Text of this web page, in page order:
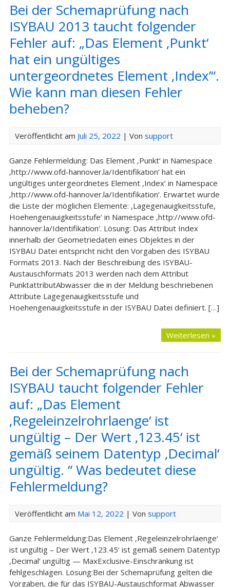
Bei der Schemaprüfung nach
ISYBAU 2013 taucht folgender
Fehler auf: „Das Element ‚Punkt‘
hat ein ungültiges
untergeordnetes Element ‚Index’“.
Wie kann man diesen Fehler
beheben?
Veröffentlicht am Juli 25, 2022 | Von support
Ganze Fehlermeldung: Das Element ‚Punkt‘ in Namespace
‚http://www.ofd-hannover.la/Identifikation‘ hat ein
ungültiges untergeordnetes Element ‚Index‘ in Namespace
‚http://www.ofd-hannover.la/Identifikation‘. Erwartet wurde
die Liste der möglichen Elemente: ‚Lagegenauigkeitsstufe,
Hoehengenauigkeitsstufe‘ in Namespace ‚http://www.ofd-
hannover.la/Identifikation‘. Lösung: Das Attribut Index
innerhalb der Geometriedaten eines Objektes in der
ISYBAU Datei entspricht nicht den Vorgaben des ISYBAU
Formats 2013. Nach der Beschreibung des ISYBAU-
Austauschformats 2013 werden nach dem Attribut
PunktattributAbwasser die in der Meldung beschriebenen
Attribute Lagegenauigkeitsstufe und
Hoehengenauigkeitsstufe in der ISYBAU Datei definiert. […]
Weiterlesen »
Bei der Schemaprüfung nach
ISYBAU taucht folgender Fehler
auf: „Das Element
‚Regeleinzelrohrlaenge‘ ist
ungültig – Der Wert ‚123.45‘ ist
gemäß seinem Datentyp ‚Decimal‘
ungültig. “ Was bedeutet diese
Fehlermeldung?
Veröffentlicht am Mai 12, 2022 | Von support
Ganze Fehlermeldung:Das Element ‚Regeleinzelrohrlaenge‘
ist ungültig – Der Wert ‚123.45‘ ist gemäß seinem Datentyp
‚Decimal‘ ungültig — MaxExclusive-Einschränkung ist
fehlgeschlagen. Lösung:Bei der Schemaprüfung gelten die
Vorgaben, die für das ISYBAU-Austauschformat Abwasser